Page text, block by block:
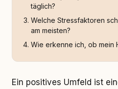
täglich?
Welche Stressfaktoren
am meisten?
Wie erkenne ich, ob mein
Ein positives Umfeld ist